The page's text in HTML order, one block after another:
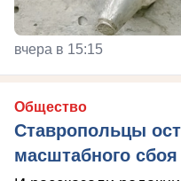
вчера в 15:15
Общество
Ставропольцы
масштабного